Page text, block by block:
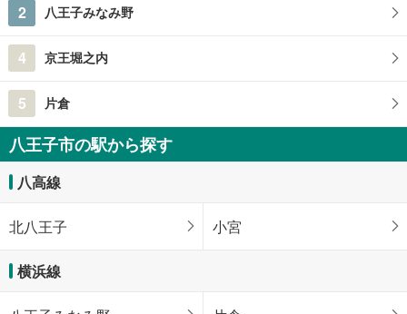
2 八王子みなみ野
4 京王堀之内
5 片倉
八王子市の駅から探す
八高線
北八王子 小宮
横浜線